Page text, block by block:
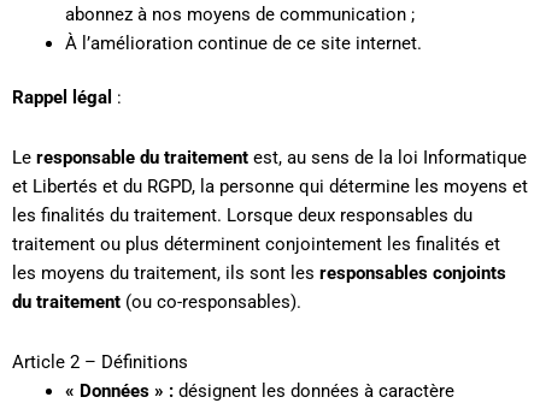
abonnez à nos moyens de communication ;
À l’amélioration continue de ce site internet.
Rappel légal :
Le responsable du traitement est, au sens de la loi Informatique
et Libertés et du RGPD, la personne qui détermine les moyens et
les finalités du traitement. Lorsque deux responsables du
traitement ou plus déterminent conjointement les finalités et
les moyens du traitement, ils sont les responsables conjoints
du traitement (ou co-responsables).
Article 2 – Définitions
« Données » :désignent les données à caractère